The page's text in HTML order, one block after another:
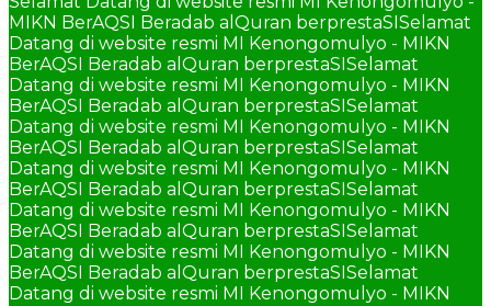
MIKN BerAQSI Beradab alQuran berprestaSISelamat
Datang di website resmi MI Kenongomulyo - MIKN
BerAQSI Beradab alQuran berprestaSISelamat
Datang di website resmi MI Kenongomulyo - MIKN
BerAQSI Beradab alQuran berprestaSISelamat
Datang di website resmi MI Kenongomulyo - MIKN
BerAQSI Beradab alQuran berprestaSISelamat
Datang di website resmi MI Kenongomulyo - MIKN
BerAQSI Beradab alQuran berprestaSISelamat
Datang di website resmi MI Kenongomulyo - MIKN
BerAQSI Beradab alQuran berprestaSISelamat
Datang di website resmi MI Kenongomulyo - MIKN
BerAQSI Beradab alQuran berprestaSISelamat
Datang di website resmi MI Kenongomulyo - MIKN